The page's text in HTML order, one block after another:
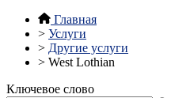
Главная
> Услуги
> Другие услуги
> West Lothian
Ключевое слово